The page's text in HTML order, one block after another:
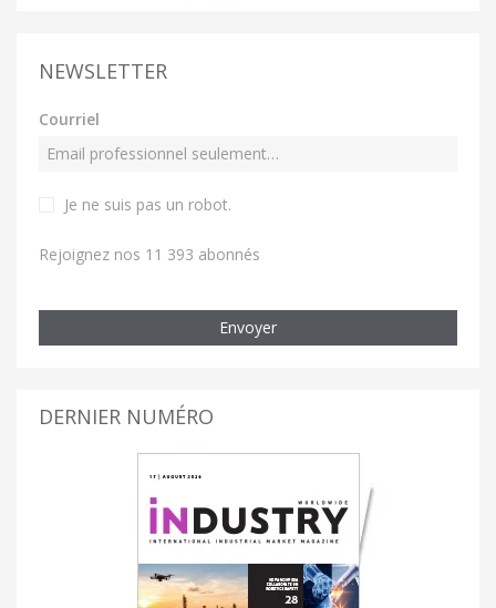
NEWSLETTER
Courriel
Je ne suis pas un robot.
Rejoignez nos 11 393 abonnés
Envoyer
DERNIER NUMÉRO